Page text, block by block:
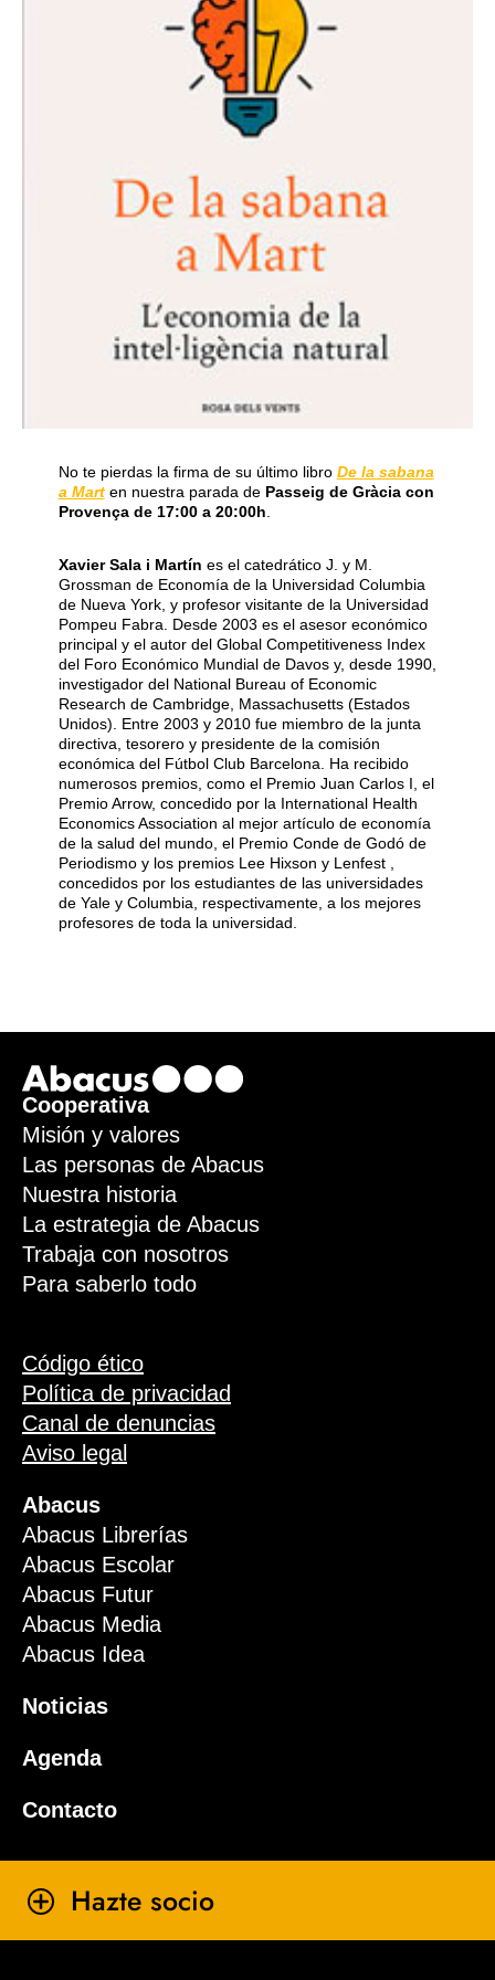
No te pierdas la firma de su último libro De la sabana
a Marten nuestra parada de Passeig de Gràcia con
Provença de 17:00 a 20:00h
Xavier Sala i Martín es el catedrático J. y M.
Grossman de Economía de la Universidad Columbia
de Nueva York, y profesor visitante de la Universidad
Pompeu Fabra. Desde 2003 es el asesor económico
principal y el autor del Global Competitiveness Index
del Foro Económico Mundial de Davos y, desde 1990,
investigador del National Bureau of Economic
Research de Cambridge, Massachusetts (Estados
Unidos). Entre 2003 y 2010 fue miembro de la junta
directiva, tesorero y presidente de la comisión
económica del Fútbol Club Barcelona. Ha recibido
numerosos premios, como el Premio Juan Carlos I, el
Premio Arrow, concedido por la International Health
Economics Association al mejor artículo de economía
de la salud del mundo, el Premio Conde de Godó de
Periodismo y los premios Lee Hixson y Lenfest ,
concedidos por los estudiantes de las universidades
de Yale y Columbia, respectivamente, a los mejores
profesores de toda la universidad.
Footer
Cooperativa
Misión y valores
Las personas de Abacus
Nuestra historia
La estrategia de Abacus
Trabaja con nosotros
Para saberlo todo
Código ético
Política de privacidad
Canal de denuncias
Aviso legal
Abacus
Abacus Librerías
Abacus Escolar
Abacus Futur
Abacus Media
Abacus Idea
Noticias
Agenda
Contacto
Hazte socio